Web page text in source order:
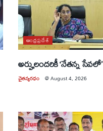
ఆంధ్రప్రదేశ్
అర్హులందరికీ ‘నేతన్న సేవలో’
చైతన్యరధం @August 4, 2026